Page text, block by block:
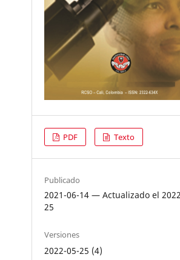
PDF Texto
Publicado
2021-06-14 — Actualizado el
25
Versiones
2022-05-25 (4)